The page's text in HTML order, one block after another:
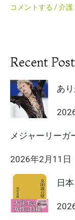
コメントする /介護
Recent
あ
メジャーリーガ
2026年2月11日
日